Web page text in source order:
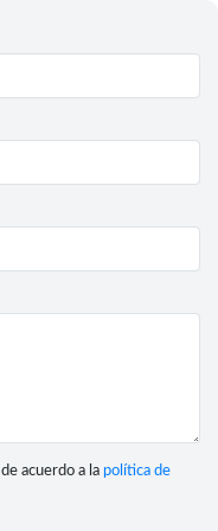
acuerdo a la política de